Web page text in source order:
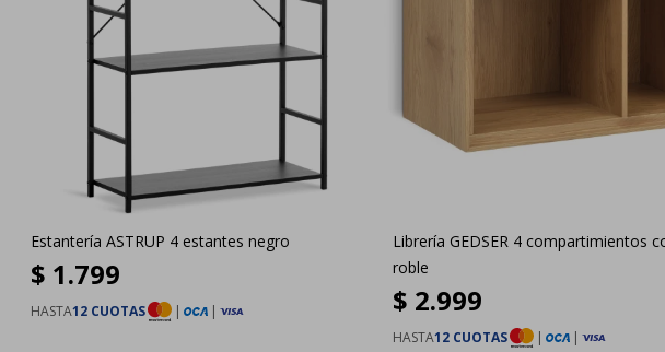
Estantería ASTRUP 4 estantes negro
$ 1.799
HASTA12 CUOTAS | |
Librería GEDSER 4 compartimientos
roble
$ 2.999
HASTA12 CUOTAS | |